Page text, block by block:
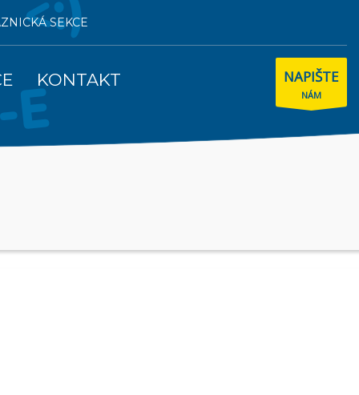
SEKCE
KONTAKT NAPIŠTE
NÁM